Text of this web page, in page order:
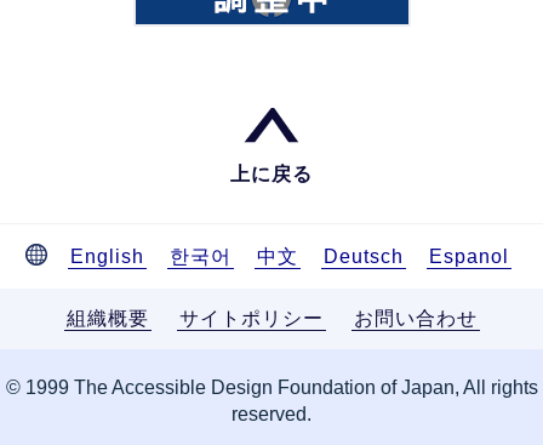
上に戻る
English 한국어 中文 Deutsch Espanol
組織概要 サイトポリシー お問い合わせ
© 1999 The Accessible Design Foundation of Japan, All rights
reserved.